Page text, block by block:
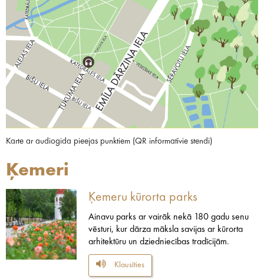
Karte ar audiogida pieejas punktiem (QR informatīvie stendi)
Ķemeri
Ķemeru kūrorta parks
Ainavu parks ar vairāk nekā 180 gadu senu
vēsturi, kur dārza māksla savijas ar kūrorta
arhitektūru un dziedniecības tradīcijām.
Klausīties